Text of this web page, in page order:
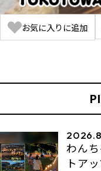
お気に入りに追加
わん
トア